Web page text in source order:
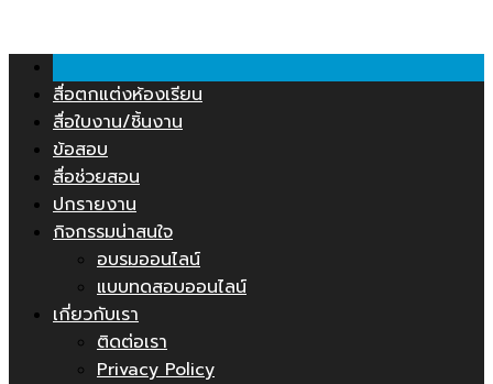
content
สื่อตกแต่งห้องเรียน
สื่อใบงาน/ชิ้นงาน
ข้อสอบ
สื่อช่วยสอน
ปกรายงาน
กิจกรรมน่าสนใจ
อบรมออนไลน์
แบบทดสอบออนไลน์
เกี่ยวกับเรา
ติดต่อเรา
Privacy Policy